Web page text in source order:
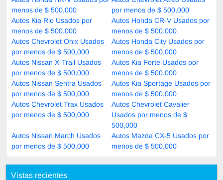
menos de $ 500,000
por menos de $ 500,000
Autos Kia Rio Usados por
menos de $ 500,000
Autos Honda CR-V Usados por
menos de $ 500,000
Autos Chevrolet Onix Usados
por menos de $ 500,000
Autos Honda City Usados por
menos de $ 500,000
Autos Nissan X-Trail Usados
por menos de $ 500,000
Autos Kia Forte Usados por
menos de $ 500,000
Autos Nissan Sentra Usados
por menos de $ 500,000
Autos Kia Sportage Usados por
menos de $ 500,000
Autos Chevrolet Trax Usados
por menos de $ 500,000
Autos Chevrolet Cavalier
Usados por menos de $
500,000
Autos Nissan March Usados
por menos de $ 500,000
Autos Mazda CX-5 Usados por
menos de $ 500,000
Vistas recientes